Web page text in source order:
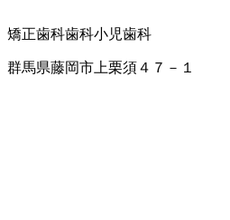
矯正歯科歯科小児歯科
群馬県藤岡市上栗須４７－１